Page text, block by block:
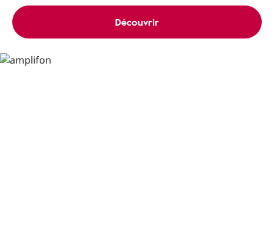
Découvrir